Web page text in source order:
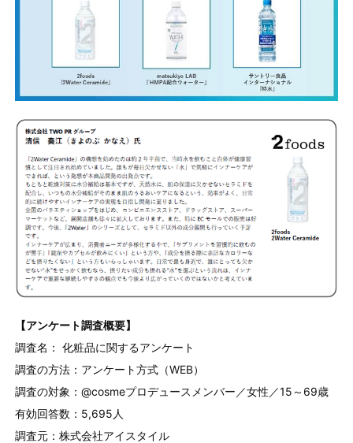
【アンケート調査概要】
調査名： 化粧品に関するアンケート
調査の方法：アンケート方式（WEB）
調査の対象：@cosmeプロデュースメンバー／女性／15～69歳
有効回答数：5,695人
調査元：株式会社アイスタイル